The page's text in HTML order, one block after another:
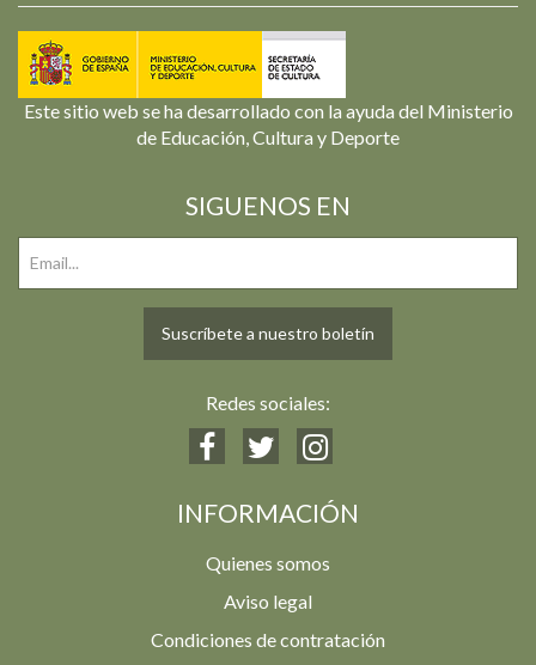
Este sitio web se ha desarrollado con la ayuda del Ministerio
de Educación, Cultura y Deporte
SIGUENOS EN
Suscríbete a nuestro boletín
Redes sociales:
INFORMACIÓN
Quienes somos
Aviso legal
Condiciones de contratación